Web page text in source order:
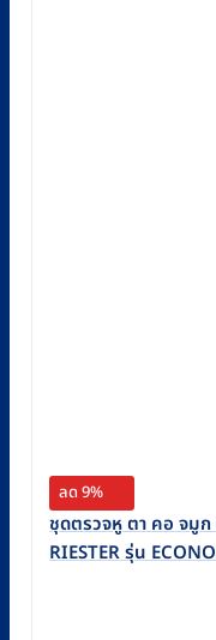
ลด 9%
ชุดตรวจหู ตา คอ จมูก
RIESTER รุ่น